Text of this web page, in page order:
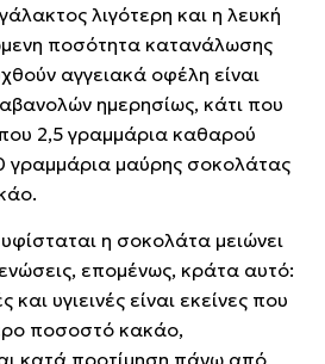
λιγότερη και η λευκή
ποσότητα κατανάλωσης
αγγειακά οφέλη είναι
ημερησίως, κάτι που
2,5 γραμμάρια καθαρού
γραμμάρια μαύρης σοκολάτας
η σοκολάτα μειώνει
επομένως, κράτα αυτό:
και υγιεινές είναι εκείνες που
ποσοστό κακάο,
κατά προτίμηση πάνω από